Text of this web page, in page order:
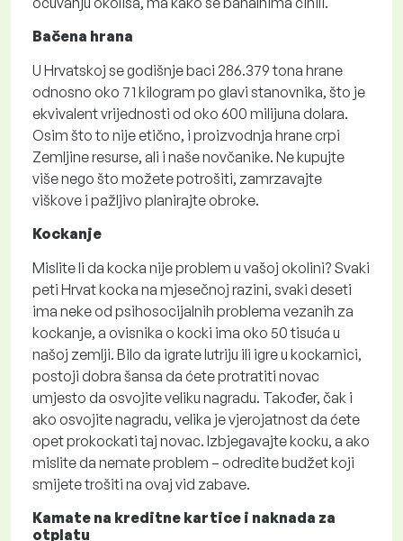
Bačena hrana
U Hrvatskoj se godišnje baci 286.379 tona hrane
odnosno oko 71 kilogram po glavi stanovnika, što je
ekvivalent vrijednosti od oko 600 milijuna dolara.
Osim što to nije etično, i proizvodnja hrane crpi
Zemljine resurse, ali i naše novčanike. Ne kupujte
više nego što možete potrošiti, zamrzavajte
viškove i pažljivo planirajte obroke.
Kockanje
Mislite li da kocka nije problem u vašoj okolini? Svaki
peti Hrvat kocka na mjesečnoj razini, svaki deseti
ima neke od psihosocijalnih problema vezanih za
kockanje, a ovisnika o kocki ima oko 50 tisuća u
našoj zemlji. Bilo da igrate lutriju ili igre u kockarnici,
postoji dobra šansa da ćete protratiti novac
umjesto da osvojite veliku nagradu. Također, čak i
ako osvojite nagradu, velika je vjerojatnost da ćete
opet prokockati taj novac. Izbjegavajte kocku, a ako
mislite da nemate problem – odredite budžet koji
smijete trošiti na ovaj vid zabave.
Kamate na kreditne kartice i naknada za
otplatu